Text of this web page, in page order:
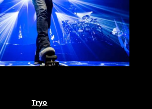
Tryo